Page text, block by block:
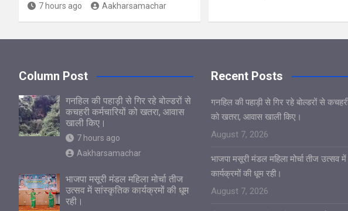
7 hours ago Aakharsamachar
Column Post
गनहिल की पहाड़ी से गिर रहे बोल्डरों से
कचहरी कर्मचारियों को खतरा, आवास
खाली किए।
7 hours ago
Aakharsamachar
भाजपा मसूरी मंडल महिला मोर्चा तीज
उत्सव में सांस्कृतिक कार्यक्रमों की धूम
रही।
Recent Posts
गनहिल की पहाड़ी से गिर रहे बोल्डरों से कचहरी
को खतरा, आवास खाली किए।
August 7, 2026
भाजपा मसूरी मंडल महिला मोर्चा तीज उत्सव
कार्यक्रमों की धूम रही।
August 7, 2026